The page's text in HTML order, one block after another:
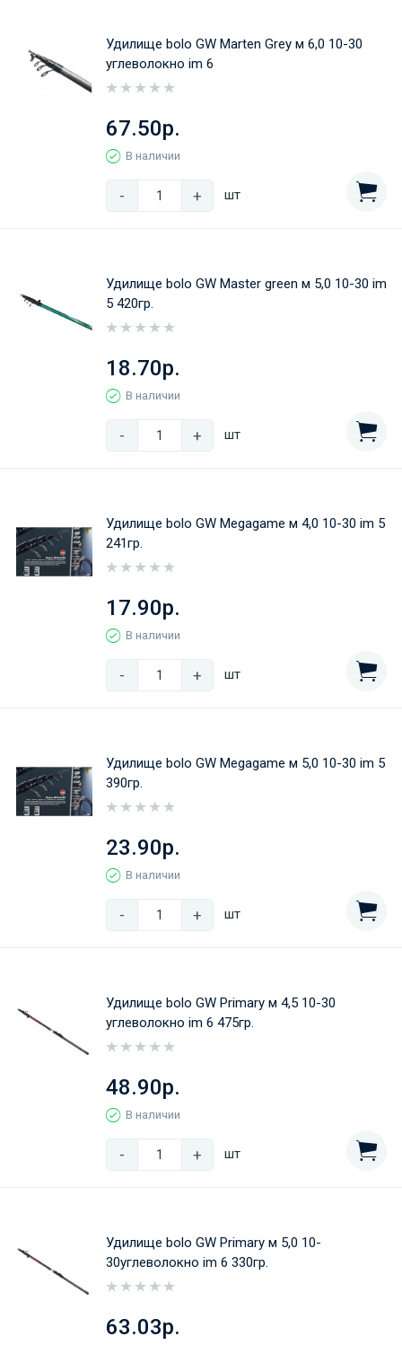
Удилище bolo GW Marten Grey м 6,0 10-30
углеволокно im 6
67.50р.
В наличии
- + шт
Удилище bolo GW Master green м 5,0 10-30 im
5 420гр.
18.70р.
В наличии
- + шт
Удилище bolo GW Megagame м 4,0 10-30 im 5
241гр.
17.90р.
В наличии
- + шт
Удилище bolo GW Megagame м 5,0 10-30 im 5
390гр.
23.90р.
В наличии
- + шт
Удилище bolo GW Primary м 4,5 10-30
углеволокно im 6 475гр.
48.90р.
В наличии
- + шт
Удилище bolo GW Primary м 5,0 10-
30углеволокно im 6 330гр.
63.03р.